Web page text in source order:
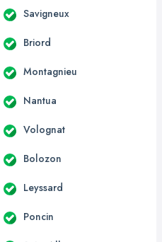
Savigneux
Briord
Montagnieu
Nantua
Volognat
Bolozon
Leyssard
Poncin